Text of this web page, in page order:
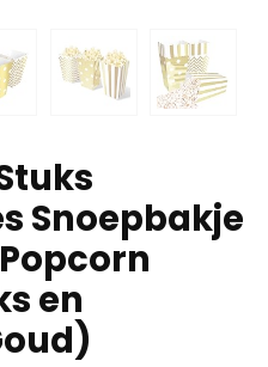
Snoepbakje
en